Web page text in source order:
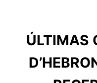
ÚLTIMAS